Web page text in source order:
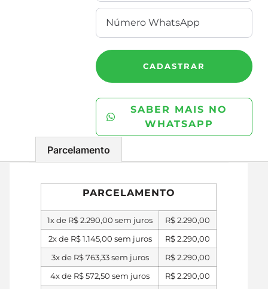
CADASTRAR
SABER MAIS NO
WHATSAPP
Parcelamento
PARCELAMENTO
1x de R$2.290,00 sem juros R$2.290,00
2x de R$1.145,00 sem juros R$2.290,00
3x de R$763,33sem juros R$2.290,00
4x de R$572,50 sem juros R$2.290,00